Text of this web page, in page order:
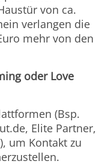
von ca.
verlangen die
mehr von den
oder Love
(Bsp.
Elite Partner,
um Kontakt zu